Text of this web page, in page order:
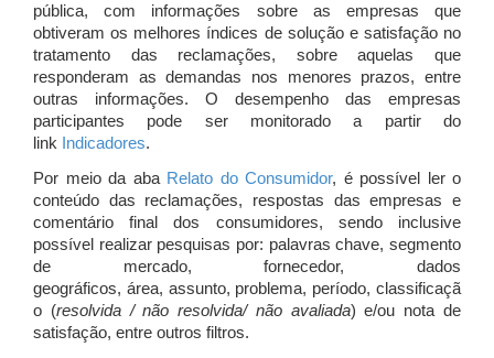
pública, com informações sobre as empresas que
obtiveram os melhores índices de solução e satisfação no
tratamento das reclamações, sobre aquelas que
responderam as demandas nos menores prazos, entre
outras informações. O desempenho das empresas
participantes pode ser monitorado a partir do
link Indicadores.
Por meio da aba Relato do Consumidor, é possível ler o
conteúdo das reclamações, respostas das empresas e
comentário final dos consumidores, sendo inclusive
possível realizar pesquisas por: palavras chave, segmento
de mercado, fornecedor, dados
geográficos, área, assunto, problema, período, classificaçã
o (resolvida / não resolvida/ não avaliada) e/ou nota de
satisfação, entre outros filtros.